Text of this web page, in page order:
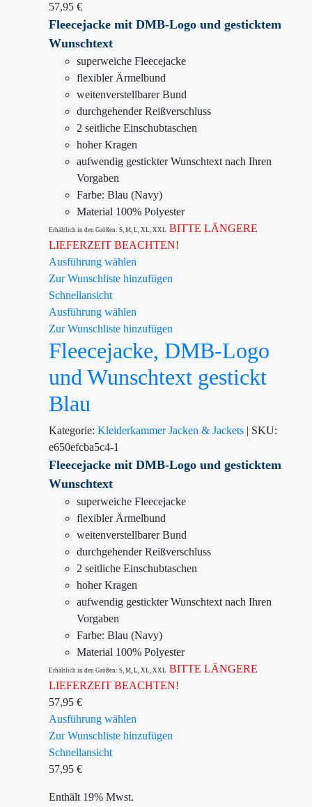
57,95 €
Fleecejacke mit DMB-Logo und gesticktem
Wunschtext
superweiche Fleecejacke
flexibler Ärmelbund
weitenverstellbarer Bund
durchgehender Reißverschluss
2 seitliche Einschubtaschen
hoher Kragen
aufwendig gestickter Wunschtext nach Ihren
Vorgaben
Farbe: Blau (Navy)
Material 100% Polyester
Erhältlich in den Größen: S, M, L, XL, XXL BITTE LÄNGERE
LIEFERZEIT BEACHTEN!
Ausführung wählen
Zur Wunschliste hinzufügen
Schnellansicht
Ausführung wählen
Zur Wunschliste hinzufügen
Fleecejacke, DMB-Logo
und Wunschtext gestickt
Blau
Kategorie: KleiderkammerJacken & Jackets | SKU:
e650efcba5c4-1
Fleecejacke mit DMB-Logo und gesticktem
Wunschtext
superweiche Fleecejacke
flexibler Ärmelbund
weitenverstellbarer Bund
durchgehender Reißverschluss
2 seitliche Einschubtaschen
hoher Kragen
aufwendig gestickter Wunschtext nach Ihren
Vorgaben
Farbe: Blau (Navy)
Material 100% Polyester
Erhältlich in den Größen: S, M, L, XL, XXL BITTE LÄNGERE
LIEFERZEIT BEACHTEN!
57,95 €
Ausführung wählen
Zur Wunschliste hinzufügen
Schnellansicht
57,95 €
Enthält 19% Mwst.